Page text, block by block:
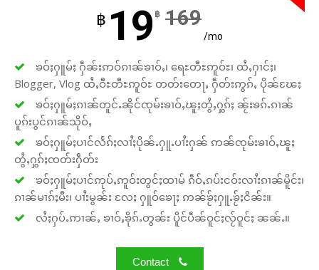
฿ 19 ฿ 169
/mo
ၶဝ်ႈႁူမ်ႈ ႁဵၼ်းဢဝ်ၵၢၼ်ၶၢဝ်ႇ၊ ရေႊတီႊဢူဝ်ႊ၊ ထႆႇႁၢင်ႈ၊
Blogger, Vlog ထႆႇဝီႊတီႊဢူဝ်ႊ တတ်းတေႃႇ ႁဵတ်းဢွၵ်ႇ ပိုၼ်ၽႄႈ
ၶဝ်ႈႁူမ်ႈၵၢၼ်တူင်ႉၼိုင်ၸုမ်းၶၢဝ်ႇၽူႈတွႆႇႁွၵ်ႈ ၼႂ်းၶၵ်ႉၵၢၼ်
ပူၵ်းပွင်ၵၢၼ်သိုဝ်ႇ
ၶဝ်ႈႁူမ်ႈပၢင်လႅၵ်ႈလၢႆႈပိုၼ်ႉႁူႉပၢႆးႁၼ် ဢၼ်ၸုမ်းၶၢဝ်ႇၽူႈ
တွႆႇႁွၵ်ႈၸတ်းႁဵတ်း
ၶဝ်ႈႁူမ်ႈပၢင်ဢုပ်ႇဢူဝ်းတွင်ႈထၢမ် ၵဵဝ်ႇၵပ်းငဝ်းလၢႆးၵၢၼ်မိူင်း၊
ၵၢၼ်မၢၵ်ႈမီး၊ ပၢႆးမွၼ်း လႄႈ ႁူဝ်ၶေႃႈ ဢၼ်ၶႂ်ႈႁူႉၶႂ်ႈငိၼ်း။
လႆႈႁပ်ႉဢၢၼ်ႇ ၶၢဝ်ႇၶိုၵ်ႉတွၼ်း ပိူင်ပဵၼ်ဝူင်ႈလႂ်ဝူင်ႈ ၼၼ်ႉ။
Contact